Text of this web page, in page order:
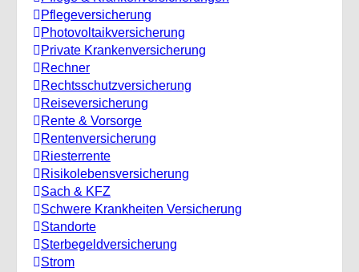
Pflegeversicherung
Photovoltaikversicherung
Private Krankenversicherung
Rechner
Rechtsschutzversicherung
Reiseversicherung
Rente & Vorsorge
Rentenversicherung
Riesterrente
Risikolebensversicherung
Sach & KFZ
Schwere Krankheiten Versicherung
Standorte
Sterbegeldversicherung
Strom